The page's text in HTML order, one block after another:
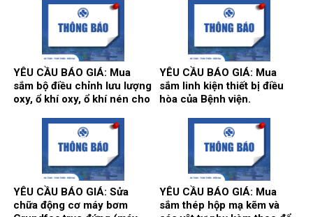
YÊU CẦU BÁO GIÁ: Mua
sắm bộ điều chỉnh lưu lượng
oxy, ổ khí oxy, ổ khí nén cho
YÊU CẦU BÁO GIÁ: Mua
sắm linh kiện thiết bị điều
hòa của Bệnh viện.
YÊU CẦU BÁO GIÁ: Sửa
chữa động cơ máy bơm
YÊU CẦU BÁO GIÁ: Mua
sắm thép hộp mạ kẽm và